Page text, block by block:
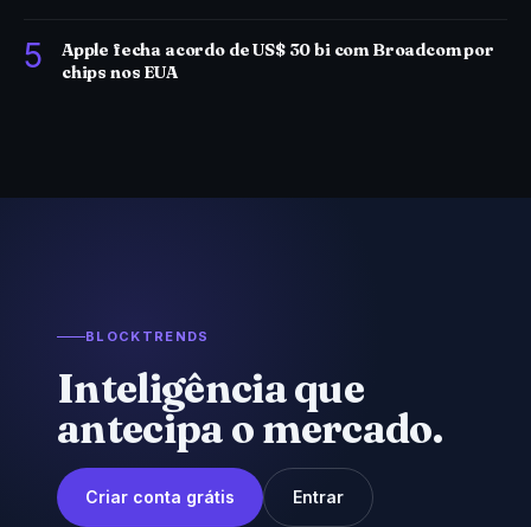
5
Apple fecha acordo de US$ 30 bi com Broadcom por
chips nos EUA
BLOCKTRENDS
Inteligência que
antecipa o mercado.
Criar conta grátis Entrar